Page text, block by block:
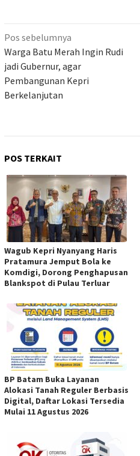
Navigasi
pos
Pos sebelumnya
Warga Batu Merah Ingin Rudi
jadi Gubernur, agar
Pembangunan Kepri
Berkelanjutan
POS TERKAIT
Wagub Kepri Nyanyang Haris
Pratamura Jemput Bola ke
Komdigi, Dorong Penghapusan
Blankspot di Pulau Terluar
BP Batam Buka Layanan
Alokasi Tanah Reguler Berbasis
Digital, Daftar Lokasi Tersedia
Mulai 11 Agustus 2026